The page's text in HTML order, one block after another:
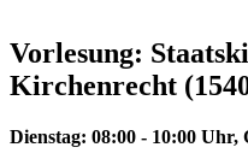
Vorlesung:
Kirchenrecht
Dienstag: 08:00 - 10:00 Uhr,